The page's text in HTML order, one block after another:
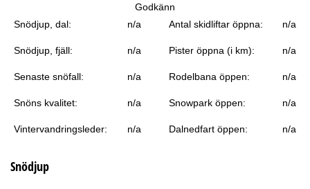
Godkänn
Snödjup, dal: n/a Antal skidliftar öppna: n/a
Snödjup, fjäll: n/a Pister öppna (i km): n/a
Senaste snöfall: n/a Rodelbana öppen: n/a
Snöns kvalitet: n/a Snowpark öppen: n/a
Vintervandringsleder: n/a Dalnedfart öppen: n/a
Snödjup